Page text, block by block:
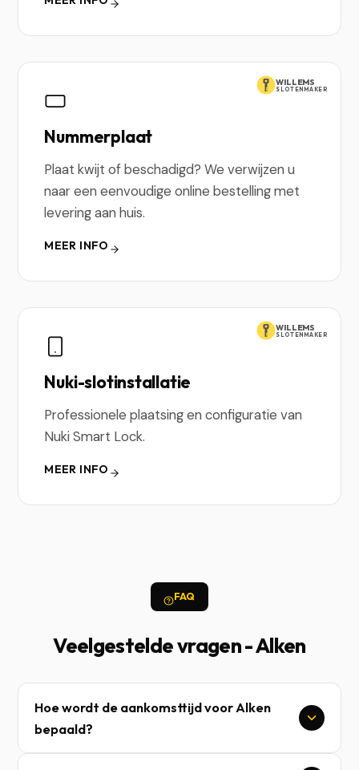
WILLEMS
SLOTENMAKER
Nummerplaat
Plaat kwijt of beschadigd? We verwijzen u
naar een eenvoudige online bestelling met
levering aan huis.
MEER INFO
WILLEMS
SLOTENMAKER
Nuki-slotinstallatie
Professionele plaatsing en configuratie van
Nuki Smart Lock.
MEER INFO
FAQ
Veelgestelde vragen - Alken
Hoe wordt de aankomsttijd voor Alken
bepaald?